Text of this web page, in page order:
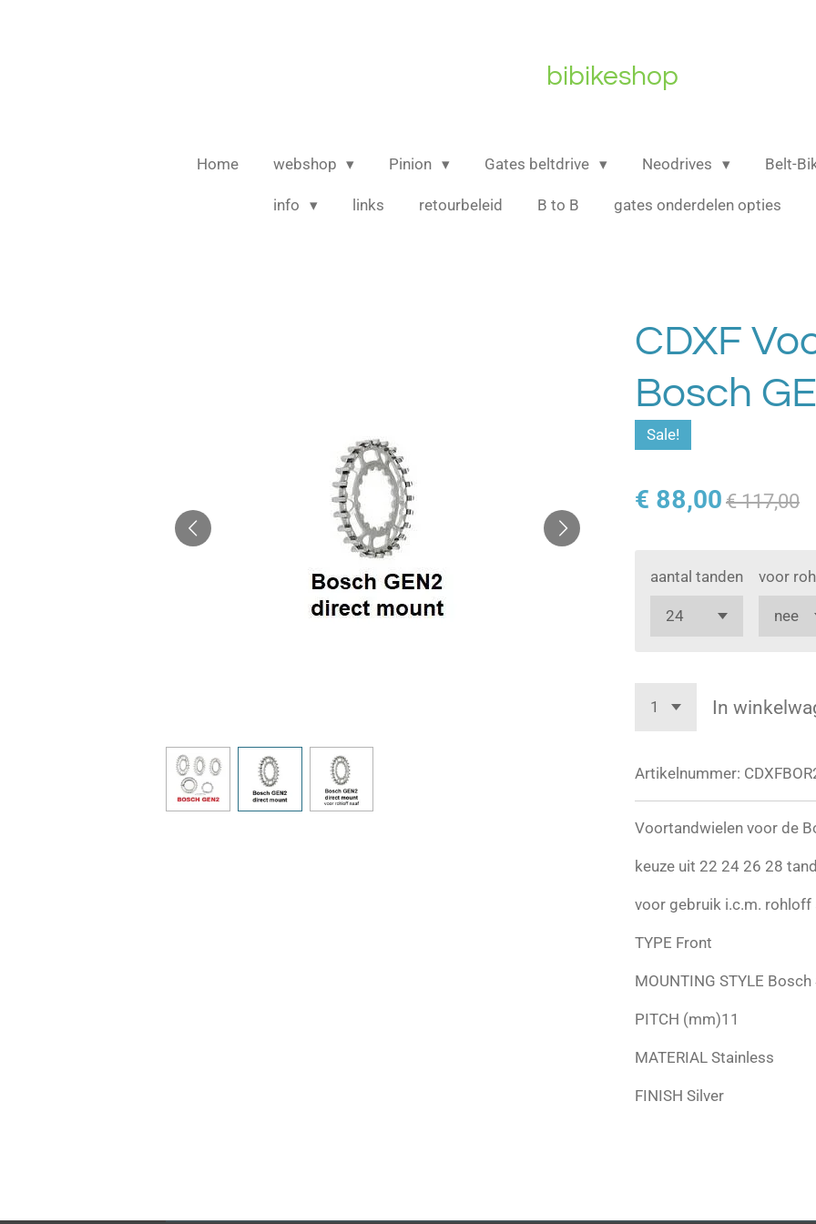
bibikeshop
Home webshop Pinion Gates beltdrive Neodrives Belt-
info links retourbeleid B to B gates onderdelen opties
CDXF
Bosch
Sale!
€ 88,00 € 117,00
aantal tanden voor
In
Artikelnummer:
Voortandwielen voor de
keuze uit 22 24 26 28
voor gebruik i.c.m. rohloff
TYPE Front
MOUNTING STYLE Bosch
PITCH (mm)11
MATERIAL Stainless
FINISH Silver